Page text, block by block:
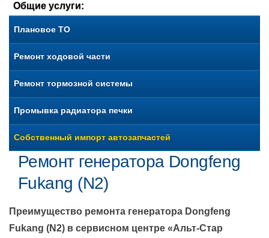
Общие услуги:
Плановое ТО
Ремонт ходовой части
Ремонт тормозной системы
Промывка радиатора печки
Собственный импорт автозапчастей
Ремонт генератора Dongfeng
Fukang (N2)
Преимущество ремонта генератора Dongfeng
Fukang (N2) в сервисном центре «Альт-Стар